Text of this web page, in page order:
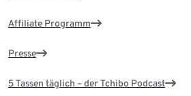
Affiliate Programm
Presse
5 Tassen täglich – der Tchibo Podcast